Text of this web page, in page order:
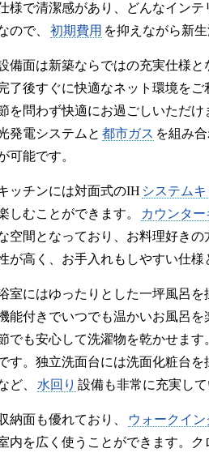
様で清潔感があり、どんなインテ
ので、
初期費用 を抑えながら新
備面は新築ならではの充実仕様と
了後すぐに快適なネット環境を
を問わず快適にお過ごしいただ
発電システムと 都市ガス を組み
可能です。
ッチンには対面式のIH システム
しむことができます。
カウンタ
空間となっており、お料理好き
が高く、お手入れもしやすい仕様
室にはゆったりとした一坪風呂
能付きでいつでも温かいお風呂を
でも安心して洗濯物を乾かせま
す。独立洗面台には洗面化粧台
ど、
水回り 設備も非常に充実して
納面も優れており、 ウォークイン
内を広く使うことができます。ク